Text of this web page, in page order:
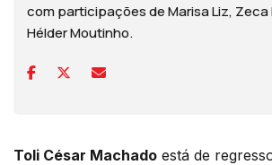
com participações de Marisa Liz, Zeca
Hélder Moutinho.
Toli César Machado está de